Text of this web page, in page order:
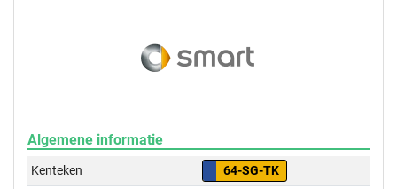
Algemene informatie
Kenteken
64-SG-TK